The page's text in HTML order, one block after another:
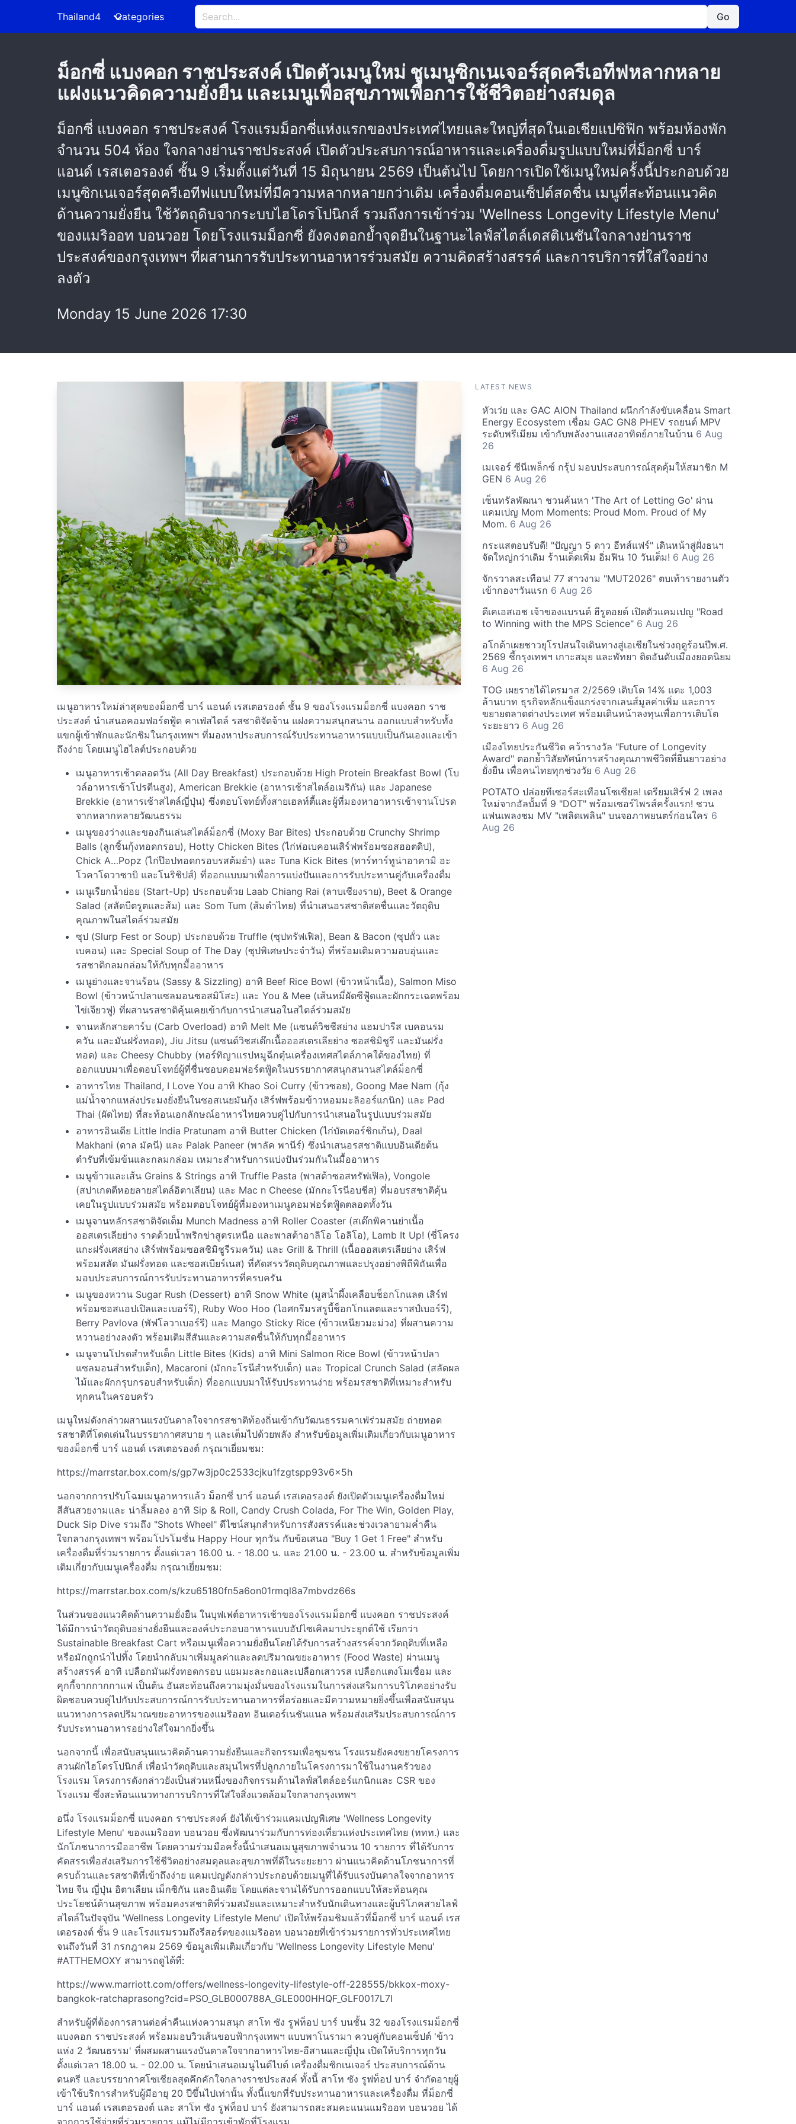
Thailand4 Categories Go
ม็อกซี่ แบงคอก ราชประสงค์ เปิดตัวเมนูใหม่ ชูเมนูซิกเนเจอร์สุดครีเอทีฟหลากหลาย
แฝงแนวคิดความยั่งยืน และเมนูเพื่อสุขภาพเพื่อการใช้ชีวิตอย่างสมดุล
ม็อกซี่ แบงคอก ราชประสงค์ โรงแรมม็อกซี่แห่งแรกของประเทศไทยและใหญ่ที่สุดในเอเชียแปซิฟิก พร้อมห้องพัก
จำนวน 504 ห้อง ใจกลางย่านราชประสงค์ เปิดตัวประสบการณ์อาหารและเครื่องดื่มรูปแบบใหม่ที่ม็อกซี่ บาร์
แอนด์ เรสเตอรองต์ ชั้น 9 เริ่มตั้งแต่วันที่ 15 มิถุนายน 2569 เป็นต้นไป โดยการเปิดใช้เมนูใหม่ครั้งนี้ประกอบด้วย
เมนูซิกเนเจอร์สุดครีเอทีฟแบบใหม่ที่มีความหลากหลายกว่าเดิม เครื่องดื่มคอนเซ็ปต์สดชื่น เมนูที่สะท้อนแนวคิด
ด้านความยั่งยืน ใช้วัตถุดิบจากระบบไฮโดรโปนิกส์ รวมถึงการเข้าร่วม 'Wellness Longevity Lifestyle Menu'
ของแมริออท บอนวอย โดยโรงแรมม็อกซี่ ยังคงตอกย้ำจุดยืนในฐานะไลฟ์สไตล์เดสติเนชันใจกลางย่านราช
ประสงค์ของกรุงเทพฯ ที่ผสานการรับประทานอาหารร่วมสมัย ความคิดสร้างสรรค์ และการบริการที่ใส่ใจอย่าง
ลงตัว
Monday 15 June 2026 17:30
เมนูอาหารใหม่ล่าสุดของม็อกซี่ บาร์ แอนด์ เรสเตอรองต์ ชั้น 9 ของโรงแรมม็อกซี่ แบงคอก ราช
ประสงค์ นำเสนอคอมฟอร์ตฟู้ด คาเฟ่สไตล์ รสชาติจัดจ้าน แฝงความสนุกสนาน ออกแบบสำหรับทั้ง
แขกผู้เข้าพักและนักชิมในกรุงเทพฯ ที่มองหาประสบการณ์รับประทานอาหารแบบเป็นกันเองและเข้า
ถึงง่าย โดยเมนูไฮไลต์ประกอบด้วย
เมนูอาหารเช้าตลอดวัน (All Day Breakfast) ประกอบด้วย High Protein Breakfast Bowl (โบ
วล์อาหารเช้าโปรตีนสูง), American Brekkie (อาหารเช้าสไตล์อเมริกัน) และ Japanese
Brekkie (อาหารเช้าสไตล์ญี่ปุ่น) ซึ่งตอบโจทย์ทั้งสายเฮลท์ตี้และผู้ที่มองหาอาหารเช้าจานโปรด
จากหลากหลายวัฒนธรรม
เมนูของว่างและของกินเล่นสไตล์ม็อกซี่ (Moxy Bar Bites) ประกอบด้วย Crunchy Shrimp
Balls (ลูกชิ้นกุ้งทอดกรอบ), Hotty Chicken Bites (ไก่ห่อเบคอนเสิร์ฟพร้อมซอสฮอตดิป),
Chick A…Popz (ไก่ป๊อปทอดกรอบรสต้มยำ) และ Tuna Kick Bites (ทาร์ทาร์ทูน่าอาคามิ อะ
โวคาโดวาซาบิ และโนริชิปส์) ที่ออกแบบมาเพื่อการแบ่งปันและการรับประทานคู่กับเครื่องดื่ม
เมนูเรียกน้ำย่อย (Start-Up) ประกอบด้วย Laab Chiang Rai (ลาบเชียงราย), Beet & Orange
Salad (สลัดบีตรูตและส้ม) และ Som Tum (ส้มตำไทย) ที่นำเสนอรสชาติสดชื่นและวัตถุดิบ
คุณภาพในสไตล์ร่วมสมัย
ซุป (Slurp Fest or Soup) ประกอบด้วย Truffle (ซุปทรัฟเฟิล), Bean & Bacon (ซุปถั่ว และ
เบคอน) และ Special Soup of The Day (ซุปพิเศษประจำวัน) ที่พร้อมเติมความอบอุ่นและ
รสชาติกลมกล่อมให้กับทุกมื้ออาหาร
เมนูย่างและจานร้อน (Sassy & Sizzling) อาทิ Beef Rice Bowl (ข้าวหน้าเนื้อ), Salmon Miso
Bowl (ข้าวหน้าปลาแซลมอนซอสมิโสะ) และ You & Mee (เส้นหมี่ผัดซีฟู้ดและผักกระเฉดพร้อม
ไข่เจียวฟู) ที่ผสานรสชาติคุ้นเคยเข้ากับการนำเสนอในสไตล์ร่วมสมัย
จานหลักสายคาร์บ (Carb Overload) อาทิ Melt Me (แซนด์วิชชีสย่าง แฮมปารีส เบคอนรม
ควัน และมันฝรั่งทอด), Jiu Jitsu (แซนด์วิชสเต๊กเนื้อออสเตรเลียย่าง ซอสชิมิชูรี และมันฝรั่ง
ทอด) และ Cheesy Chubby (ทอร์ทิญาแรปหมูฉีกตุ๋นเครื่องเทศสไตล์ภาคใต้ของไทย) ที่
ออกแบบมาเพื่อตอบโจทย์ผู้ที่ชื่นชอบคอมฟอร์ตฟู้ดในบรรยากาศสนุกสนานสไตล์ม็อกซี่
อาหารไทย Thailand, I Love You อาทิ Khao Soi Curry (ข้าวซอย), Goong Mae Nam (กุ้ง
แม่น้ำจากแหล่งประมงยั่งยืนในซอสเนยมันกุ้ง เสิร์ฟพร้อมข้าวหอมมะลิออร์แกนิก) และ Pad
Thai (ผัดไทย) ที่สะท้อนเอกลักษณ์อาหารไทยควบคู่ไปกับการนำเสนอในรูปแบบร่วมสมัย
อาหารอินเดีย Little India Pratunam อาทิ Butter Chicken (ไก่บัตเตอร์ชิกเก้น), Daal
Makhani (ดาล มัคนี) และ Palak Paneer (พาลัค พานีร์) ซึ่งนำเสนอรสชาติแบบอินเดียต้น
ตำรับที่เข้มข้นและกลมกล่อม เหมาะสำหรับการแบ่งปันร่วมกันในมื้ออาหาร
เมนูข้าวและเส้น Grains & Strings อาทิ Truffle Pasta (พาสต้าซอสทรัฟเฟิล), Vongole
(สปาเกตตีหอยลายสไตล์อิตาเลียน) และ Mac n Cheese (มักกะโรนีอบชีส) ที่มอบรสชาติคุ้น
เคยในรูปแบบร่วมสมัย พร้อมตอบโจทย์ผู้ที่มองหาเมนูคอมฟอร์ตฟู้ดตลอดทั้งวัน
เมนูจานหลักรสชาติจัดเต็ม Munch Madness อาทิ Roller Coaster (สเต๊กพิคานย่าเนื้อ
ออสเตรเลียย่าง ราดด้วยน้ำพริกข่าสูตรเหนือ และพาสต้าอาลิโอ โอลิโอ), Lamb It Up! (ซี่โครง
แกะฝรั่งเศสย่าง เสิร์ฟพร้อมซอสชิมิชูรีรมควัน) และ Grill & Thrill (เนื้อออสเตรเลียย่าง เสิร์ฟ
พร้อมสลัด มันฝรั่งทอด และซอสเบียร์เนส) ที่คัดสรรวัตถุดิบคุณภาพและปรุงอย่างพิถีพิถันเพื่อ
มอบประสบการณ์การรับประทานอาหารที่ครบครัน
เมนูของหวาน Sugar Rush (Dessert) อาทิ Snow White (มูสน้ำผึ้งเคลือบช็อกโกแลต เสิร์ฟ
พร้อมซอสแอปเปิลและเบอร์รี), Ruby Woo Hoo (ไอศกรีมรสรูบี้ช็อกโกแลตและราสป์เบอร์รี),
Berry Pavlova (พัฟโลวาเบอร์รี) และ Mango Sticky Rice (ข้าวเหนียวมะม่วง) ที่ผสานความ
หวานอย่างลงตัว พร้อมเติมสีสันและความสดชื่นให้กับทุกมื้ออาหาร
เมนูจานโปรดสำหรับเด็ก Little Bites (Kids) อาทิ Mini Salmon Rice Bowl (ข้าวหน้าปลา
แซลมอนสำหรับเด็ก), Macaroni (มักกะโรนีสำหรับเด็ก) และ Tropical Crunch Salad (สลัดผล
ไม้และผักกรุบกรอบสำหรับเด็ก) ที่ออกแบบมาให้รับประทานง่าย พร้อมรสชาติที่เหมาะสำหรับ
ทุกคนในครอบครัว
เมนูใหม่ดังกล่าวผสานแรงบันดาลใจจากรสชาติท้องถิ่นเข้ากับวัฒนธรรมคาเฟ่ร่วมสมัย ถ่ายทอด
รสชาติที่โดดเด่นในบรรยากาศสบาย ๆ และเต็มไปด้วยพลัง สำหรับข้อมูลเพิ่มเติมเกี่ยวกับเมนูอาหาร
ของม็อกซี่ บาร์ แอนด์ เรสเตอรองต์ กรุณาเยี่ยมชม:
https://marrstar.box.com/s/gp7w3jp0c2533cjku1fzgtspp93v6x5h
นอกจากการปรับโฉมเมนูอาหารแล้ว ม็อกซี่ บาร์ แอนด์ เรสเตอรองต์ ยังเปิดตัวเมนูเครื่องดื่มใหม่
สีสันสวยงามและ น่าลิ้มลอง อาทิ Sip & Roll, Candy Crush Colada, For The Win, Golden Play,
Duck Sip Dive รวมถึง "Shots Wheel" ดีไซน์สนุกสำหรับการสังสรรค์และช่วงเวลายามค่ำคืน
ใจกลางกรุงเทพฯ พร้อมโปรโมชั่น Happy Hour ทุกวัน กับข้อเสนอ "Buy 1 Get 1 Free" สำหรับ
เครื่องดื่มที่ร่วมรายการ ตั้งแต่เวลา 16.00 น. - 18.00 น. และ 21.00 น. - 23.00 น. สำหรับข้อมูลเพิ่ม
เติมเกี่ยวกับเมนูเครื่องดื่ม กรุณาเยี่ยมชม:
https://marrstar.box.com/s/kzu65180fn5a6on01rmql8a7mbvdz66s
ในส่วนของแนวคิดด้านความยั่งยืน ในบุฟเฟต์อาหารเช้าของโรงแรมม็อกซี่ แบงคอก ราชประสงค์
ได้มีการนำวัตถุดิบอย่างยั่งยืนและองค์ประกอบอาหารแบบอัปไซเคิลมาประยุกต์ใช้ เรียกว่า
Sustainable Breakfast Cart หรือเมนูเพื่อความยั่งยืนโดยได้รับการสร้างสรรค์จากวัตถุดิบที่เหลือ
หรือมักถูกนำไปทิ้ง โดยนำกลับมาเพิ่มมูลค่าและลดปริมาณขยะอาหาร (Food Waste) ผ่านเมนู
สร้างสรรค์ อาทิ เปลือกมันฝรั่งทอดกรอบ แยมมะละกอและเปลือกเสาวรส เปลือกแตงโมเชื่อม และ
คุกกี้จากกากกาแฟ เป็นต้น อันสะท้อนถึงความมุ่งมั่นของโรงแรมในการส่งเสริมการบริโภคอย่างรับ
ผิดชอบควบคู่ไปกับประสบการณ์การรับประทานอาหารที่อร่อยและมีความหมายยิ่งขึ้นเพื่อสนับสนุน
แนวทางการลดปริมาณขยะอาหารของแมริออท อินเตอร์เนชันแนล พร้อมส่งเสริมประสบการณ์การ
รับประทานอาหารอย่างใส่ใจมากยิ่งขึ้น
นอกจากนี้ เพื่อสนับสนุนแนวคิดด้านความยั่งยืนและกิจกรรมเพื่อชุมชน โรงแรมยังคงขยายโครงการ
สวนผักไฮโดรโปนิกส์ เพื่อนำวัตถุดิบและสมุนไพรที่ปลูกภายในโครงการมาใช้ในงานครัวของ
โรงแรม โครงการดังกล่าวยังเป็นส่วนหนึ่งของกิจกรรมด้านไลฟ์สไตล์ออร์แกนิกและ CSR ของ
โรงแรม ซึ่งสะท้อนแนวทางการบริการที่ใส่ใจสิ่งแวดล้อมใจกลางกรุงเทพฯ
อนึ่ง โรงแรมม็อกซี่ แบงคอก ราชประสงค์ ยังได้เข้าร่วมแคมเปญพิเศษ 'Wellness Longevity
Lifestyle Menu' ของแมริออท บอนวอย ซึ่งพัฒนาร่วมกับการท่องเที่ยวแห่งประเทศไทย (ททท.) และ
นักโภชนาการมืออาชีพ โดยความร่วมมือครั้งนี้นำเสนอเมนูสุขภาพจำนวน 10 รายการ ที่ได้รับการ
คัดสรรเพื่อส่งเสริมการใช้ชีวิตอย่างสมดุลและสุขภาพที่ดีในระยะยาว ผ่านแนวคิดด้านโภชนาการที่
ครบถ้วนและรสชาติที่เข้าถึงง่าย แคมเปญดังกล่าวประกอบด้วยเมนูที่ได้รับแรงบันดาลใจจากอาหาร
ไทย จีน ญี่ปุ่น อิตาเลียน เม็กซิกัน และอินเดีย โดยแต่ละจานได้รับการออกแบบให้สะท้อนคุณ
ประโยชน์ด้านสุขภาพ พร้อมคงรสชาติที่ร่วมสมัยและเหมาะสำหรับนักเดินทางและผู้บริโภคสายไลฟ์
สไตล์ในปัจจุบัน 'Wellness Longevity Lifestyle Menu' เปิดให้พร้อมชิมแล้วที่ม็อกซี่ บาร์ แอนด์ เรส
เตอรองต์ ชั้น 9 และโรงแรมรวมถึงรีสอร์ตของแมริออท บอนวอยที่เข้าร่วมรายการทั่วประเทศไทย
จนถึงวันที่ 31 กรกฎาคม 2569 ข้อมูลเพิ่มเติมเกี่ยวกับ 'Wellness Longevity Lifestyle Menu'
#ATTHEMOXY สามารถดูได้ที่:
https://www.marriott.com/offers/wellness-longevity-lifestyle-off-228555/bkkox-moxy-
bangkok-ratchaprasong?cid=PSO_GLB000788A_GLE000HHQF_GLF0017L7I
สำหรับผู้ที่ต้องการสานต่อค่ำคืนแห่งความสนุก สาโท ซัง รูฟท็อป บาร์ บนชั้น 32 ของโรงแรมม็อกซี่
แบงคอก ราชประสงค์ พร้อมมอบวิวเส้นขอบฟ้ากรุงเทพฯ แบบพาโนรามา ควบคู่กับคอนเซ็ปต์ 'ข้าว
แห่ง 2 วัฒนธรรม' ที่ผสมผสานแรงบันดาลใจจากอาหารไทย-อีสานและญี่ปุ่น เปิดให้บริการทุกวัน
ตั้งแต่เวลา 18.00 น. - 02.00 น. โดยนำเสนอเมนูไนต์ไบต์ เครื่องดื่มซิกเนเจอร์ ประสบการณ์ด้าน
ดนตรี และบรรยากาศโซเชียลสุดคึกคักใจกลางราชประสงค์ ทั้งนี้ สาโท ซัง รูฟท็อป บาร์ จำกัดอายุผู้
เข้าใช้บริการสำหรับผู้มีอายุ 20 ปีขึ้นไปเท่านั้น ทั้งนี้แขกที่รับประทานอาหารและเครื่องดื่ม ที่ม็อกซี่
บาร์ แอนด์ เรสเตอรองต์ และ สาโท ซัง รูฟท็อป บาร์ ยังสามารถสะสมคะแนนแมริออท บอนวอย ได้
จากการใช้จ่ายที่ร่วมรายการ แม้ไม่มีการเข้าพักที่โรงแรม
LATEST NEWS
หัวเว่ย และ GAC AION Thailand ผนึกกำลังขับเคลื่อน Smart
Energy Ecosystem เชื่อม GAC GN8 PHEV รถยนต์ MPV
ระดับพรีเมียม เข้ากับพลังงานแสงอาทิตย์ภายในบ้าน 6 Aug
26
เมเจอร์ ซีนีเพล็กซ์ กรุ้ป มอบประสบการณ์สุดคุ้มให้สมาชิก M
GEN 6 Aug 26
เซ็นทรัลพัฒนา ชวนค้นหา 'The Art of Letting Go' ผ่าน
แคมเปญ Mom Moments: Proud Mom. Proud of My
Mom. 6 Aug 26
กระแสตอบรับดี! "ปัญญา 5 ดาว อีทส์แฟร์" เดินหน้าสู่ฝั่งธนฯ
จัดใหญ่กว่าเดิม ร้านเด็ดเพิ่ม อิ่มฟิน 10 วันเต็ม! 6 Aug 26
จักรวาลสะเทือน! 77 สาวงาม "MUT2026" ตบเท้ารายงานตัว
เข้ากองฯวันแรก 6 Aug 26
ดีเคเอสเอช เจ้าของแบรนด์ ฮีรูดอยด์ เปิดตัวแคมเปญ "Road
to Winning with the MPS Science" 6 Aug 26
อโกด้าเผยชาวยุโรปสนใจเดินทางสู่เอเชียในช่วงฤดูร้อนปีพ.ศ.
2569 ชี้กรุงเทพฯ เกาะสมุย และพัทยา ติดอันดับเมืองยอดนิยม
6 Aug 26
TOG เผยรายได้ไตรมาส 2/2569 เติบโต 14% แตะ 1,003
ล้านบาท ธุรกิจหลักแข็งแกร่งจากเลนส์มูลค่าเพิ่ม และการ
ขยายตลาดต่างประเทศ พร้อมเดินหน้าลงทุนเพื่อการเติบโต
ระยะยาว 6 Aug 26
เมืองไทยประกันชีวิต คว้ารางวัล "Future of Longevity
Award" ตอกย้ำวิสัยทัศน์การสร้างคุณภาพชีวิตที่ยืนยาวอย่าง
ยั่งยืน เพื่อคนไทยทุกช่วงวัย 6 Aug 26
POTATO ปล่อยทีเซอร์สะเทือนโซเชียล! เตรียมเสิร์ฟ 2 เพลง
ใหม่จากอัลบั้มที่ 9 "DOT" พร้อมเซอร์ไพรส์ครั้งแรก! ชวน
แฟนเพลงชม MV "เพลิดเพลิน" บนจอภาพยนตร์ก่อนใคร 6
Aug 26